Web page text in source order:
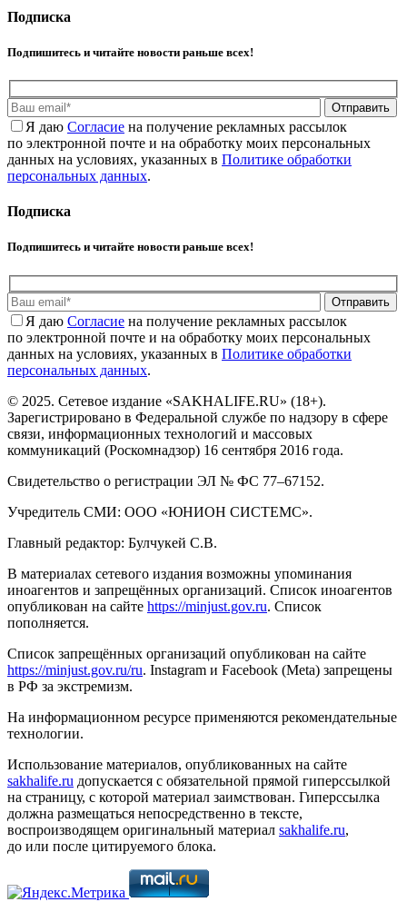
Подписка
Подпишитесь и читайте новости раньше всех!
Отправить
Я даю Cогласие на получение рекламных рассылок
по электронной почте и на обработку моих персональных
данных на условиях, указанных в Политике обработки
персональных данных.
Подписка
Подпишитесь и читайте новости раньше всех!
Отправить
Я даю Cогласие на получение рекламных рассылок
по электронной почте и на обработку моих персональных
данных на условиях, указанных в Политике обработки
персональных данных.
© 2025. Сетевое издание «SAKHALIFE.RU» (18+).
Зарегистрировано в Федеральной службе по надзору в сфере
связи, информационных технологий и массовых
коммуникаций (Роскомнадзор) 16 сентября 2016 года.
Свидетельство о регистрации ЭЛ № ФС 77–67152.
Учредитель СМИ: ООО «ЮНИОН СИСТЕМС».
Главный редактор: Булчукей С.В.
В материалах сетевого издания возможны упоминания
иноагентов и запрещённых организаций. Список иноагентов
опубликован на сайте https://minjust.gov.ru. Список
пополняется.
Список запрещённых организаций опубликован на сайте
https://minjust.gov.ru/ru. Instagram и Facebook (Metа) запрещены
в РФ за экстремизм.
На информационном ресурсе применяются рекомендательные
технологии.
Использование материалов, опубликованных на сайте
sakhalife.ru допускается с обязательной прямой гиперссылкой
на страницу, с которой материал заимствован. Гиперссылка
должна размещаться непосредственно в тексте,
воспроизводящем оригинальный материал sakhalife.ru,
до или после цитируемого блока.